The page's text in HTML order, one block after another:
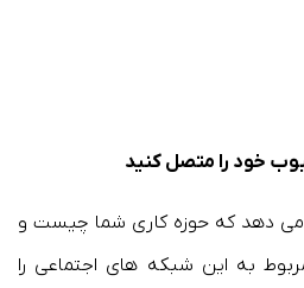
می دهد که حوزه کاری شما چیست و
به این شبکه های اجتماعی را